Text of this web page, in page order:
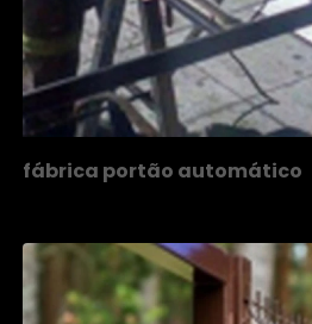
fábrica portão automático